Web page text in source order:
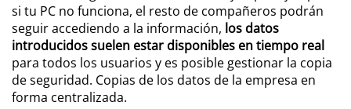
si tu PC no funciona, el resto de compañeros podrán
seguir accediendo a la información, los datos
introducidos suelen estar disponibles en tiempo real
para todos los usuarios y es posible gestionar la copia
de seguridad. Copias de los datos de la empresa en
forma centralizada.